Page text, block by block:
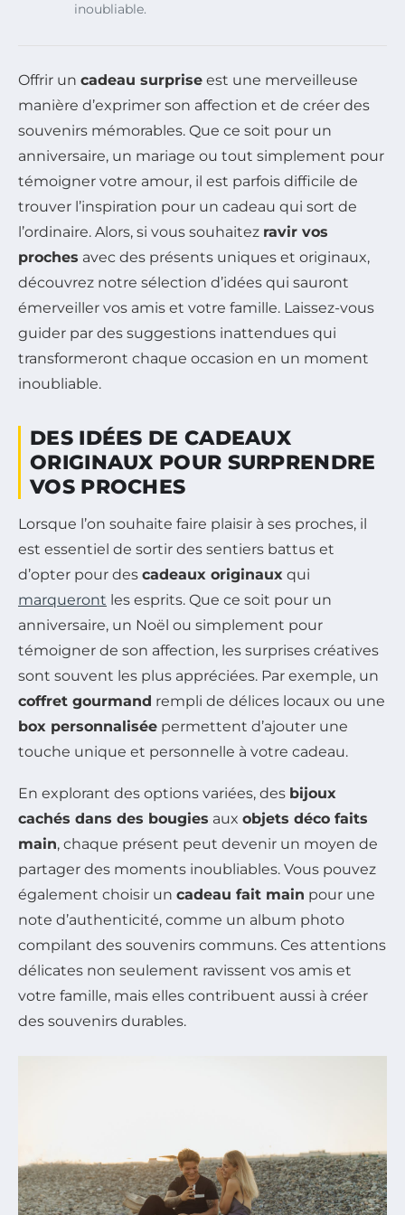
inoubliable.
Offrir un cadeau surprise est une merveilleuse
manière d’exprimer son affection et de créer des
souvenirs mémorables. Que ce soit pour un
anniversaire, un mariage ou tout simplement pour
témoigner votre amour, il est parfois difficile de
trouver l’inspiration pour un cadeau qui sort de
l’ordinaire. Alors, si vous souhaitez ravir vos
proches avec des présents uniques et originaux,
découvrez notre sélection d’idées qui sauront
émerveiller vos amis et votre famille. Laissez-vous
guider par des suggestions inattendues qui
transformeront chaque occasion en un moment
inoubliable.
DES IDÉES DE CADEAUX
ORIGINAUX POUR SURPRENDRE
VOS PROCHES
Lorsque l’on souhaite faire plaisir à ses proches, il
est essentiel de sortir des sentiers battus et
d’opter pour des cadeaux originaux qui
marqueront les esprits. Que ce soit pour un
anniversaire, un Noël ou simplement pour
témoigner de son affection, les surprises créatives
sont souvent les plus appréciées. Par exemple, un
coffret gourmand rempli de délices locaux ou une
box personnalisée permettent d’ajouter une
touche unique et personnelle à votre cadeau.
En explorant des options variées, des bijoux
cachés dans des bougies aux objets déco faits
main, chaque présent peut devenir un moyen de
partager des moments inoubliables. Vous pouvez
également choisir un cadeau fait main pour une
note d’authenticité, comme un album photo
compilant des souvenirs communs. Ces attentions
délicates non seulement ravissent vos amis et
votre famille, mais elles contribuent aussi à créer
des souvenirs durables.